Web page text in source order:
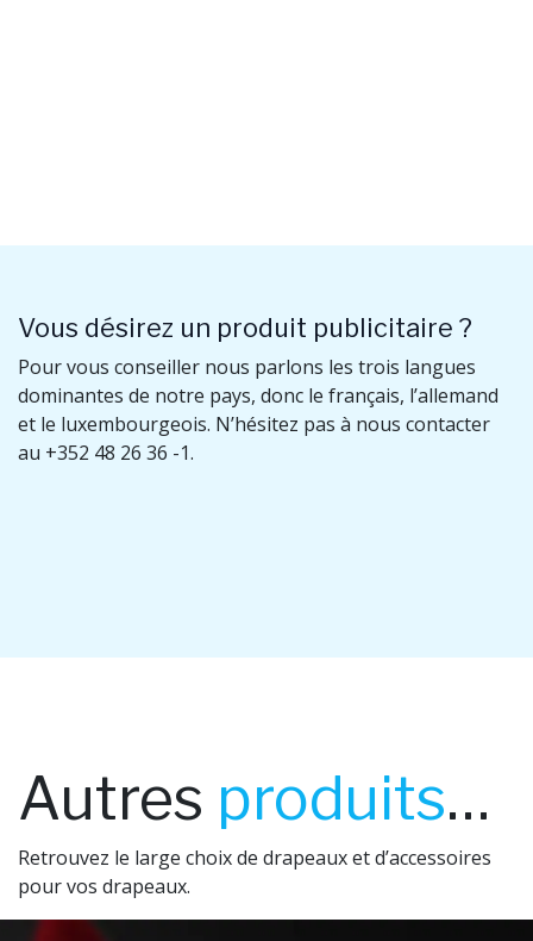
Vous désirez un produit publicitaire ?
Pour vous conseiller nous parlons les trois langues
dominantes de notre pays, donc le français, l’allemand
et le luxembourgeois. N’hésitez pas à nous contacter
au +352 48 26 36 -1.
Autres produits…
Retrouvez le large choix de drapeaux et d’accessoires
pour vos drapeaux.